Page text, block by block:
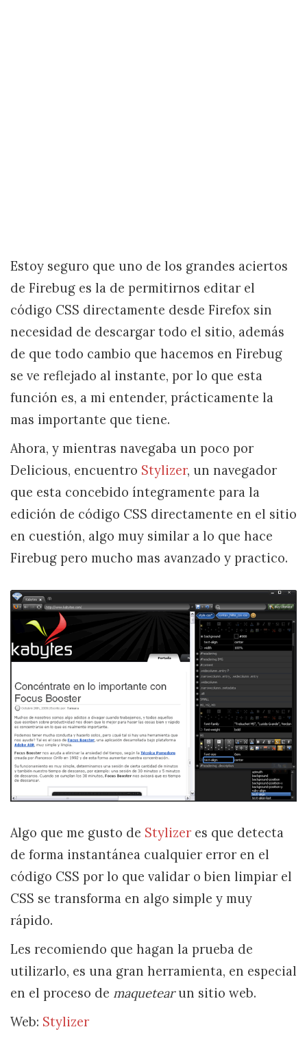
Estoy seguro que uno de los grandes aciertos
de Firebug es la de permitirnos editar el
código CSS directamente desde Firefox sin
necesidad de descargar todo el sitio, además
de que todo cambio que hacemos en Firebug
se ve reflejado al instante, por lo que esta
función es, a mi entender, prácticamente la
mas importante que tiene.
Ahora, y mientras navegaba un poco por
Delicious, encuentro Stylizer, un navegador
que esta concebido íntegramente para la
edición de código CSS directamente en el sitio
en cuestión, algo muy similar a lo que hace
Firebug pero mucho mas avanzado y practico.
Algo que me gusto de Stylizer es que detecta
de forma instantánea cualquier error en el
código CSS por lo que validar o bien limpiar el
CSS se transforma en algo simple y muy
rápido.
Les recomiendo que hagan la prueba de
utilizarlo, es una gran herramienta, en especial
en el proceso de maquetearun sitio web.
Web: Stylizer